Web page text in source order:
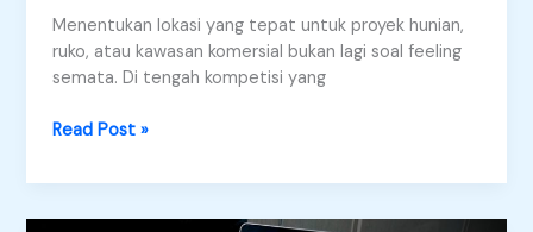
Menentukan lokasi yang tepat untuk proyek hunian,
ruko, atau kawasan komersial bukan lagi soal feeling
semata. Di tengah kompetisi yang
Site
berbasis
Read Post »